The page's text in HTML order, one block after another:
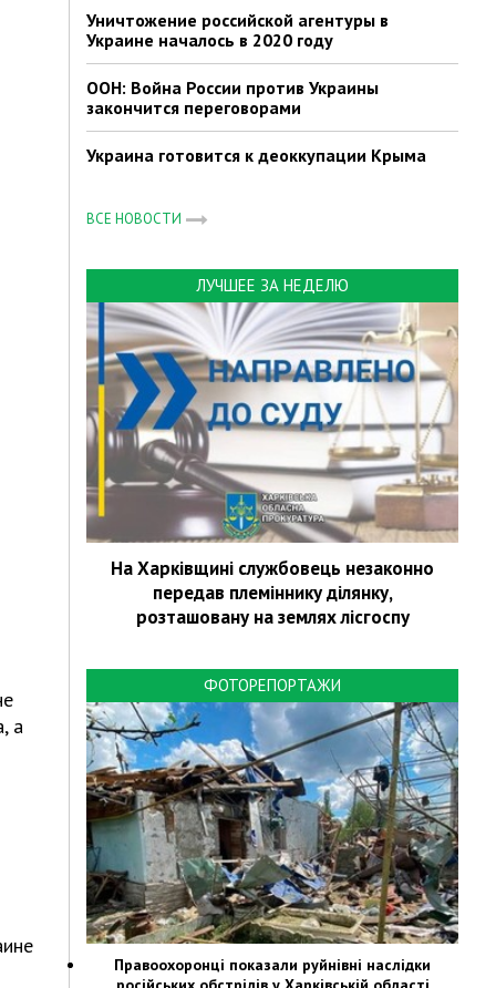
а
Уничтожение российской агентуры в
Украине началось в 2020 году
ООН: Война России против Украины
закончится переговорами
Украина готовится к деоккупации Крыма
ВСЕ НОВОСТИ
ЛУЧШЕЕ ЗА НЕДЕЛЮ
На Харківщині службовець незаконно
передав племіннику ділянку,
розташовану на землях лісгоспу
ФОТОРЕПОРТАЖИ
Правоохоронці показали руйнівні наслідки